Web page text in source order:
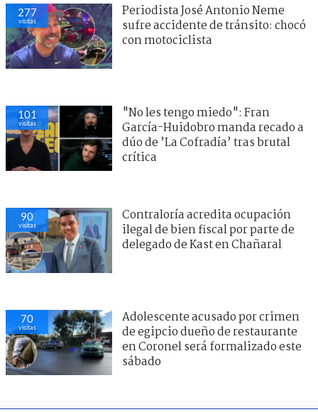
277
visitas
Periodista José Antonio Neme
sufre accidente de tránsito: chocó
con motociclista
101
visitas
"No les tengo miedo": Fran
García-Huidobro manda recado a
dúo de ’La Cofradía’ tras brutal
crítica
90
visitas
Contraloría acredita ocupación
ilegal de bien fiscal por parte de
delegado de Kast en Chañaral
70
visitas
Adolescente acusado por crimen
de egipcio dueño de restaurante
en Coronel será formalizado este
sábado